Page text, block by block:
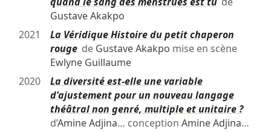
Gustave Akakpo
2021
La Véridique Histoire du petit chaperon
rougede Gustave Akakpo mise en scène
Ewlyne Guillaume
2020
La diversité est-elle une variable
d'ajustement pour un nouveau langage
théâtral non genré, multiple et unitaire ?
d’Amine Adjina… conception Amine Adjina…